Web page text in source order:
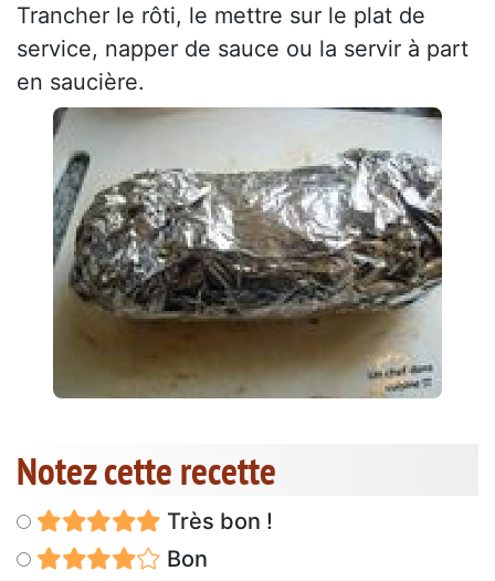
Trancher le rôti, le mettre sur le plat de
service, napper de sauce ou la servir à part
en saucière.
Notez cette recette
Très bon !
Bon